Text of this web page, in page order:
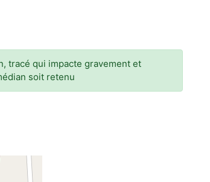
tracé qui impacte gravement et
soit retenu